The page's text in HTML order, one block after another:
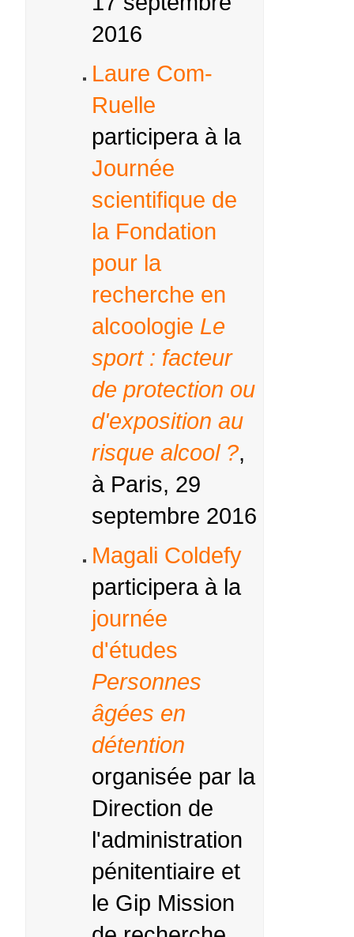
2016
Laure Com-
Ruelle
participera à la
Journée
scientifique de
la Fondation
pour la
recherche en
alcoologie Le
sport : facteur
de protection ou
d'exposition au
risque alcool ?,
à Paris, 29
septembre 2016
Magali Coldefy
participera à la
journée
d'études
Personnes
âgées en
détention
organisée par la
Direction de
l'administration
pénitentiaire et
le Gip Mission